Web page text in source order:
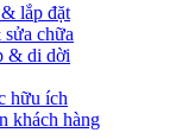
lắp đặt
chữa
& di dời
hữu ích
khách hàng